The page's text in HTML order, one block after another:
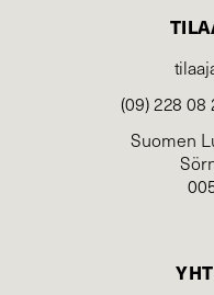
(09) 228 08
Suomen